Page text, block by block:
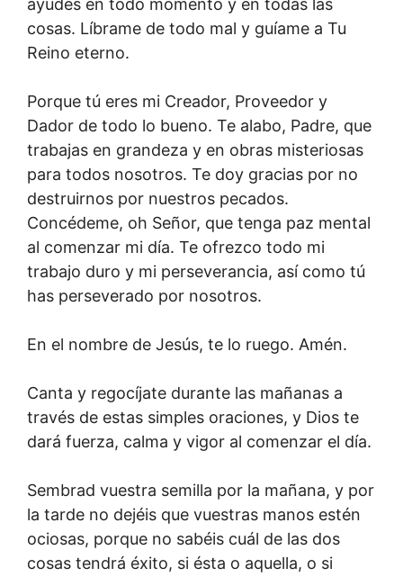
ayudes en todo momento y en todas las
cosas. Líbrame de todo mal y guíame a Tu
Reino eterno.
Porque tú eres mi Creador, Proveedor y
Dador de todo lo bueno. Te alabo, Padre, que
trabajas en grandeza y en obras misteriosas
para todos nosotros. Te doy gracias por no
destruirnos por nuestros pecados.
Concédeme, oh Señor, que tenga paz mental
al comenzar mi día. Te ofrezco todo mi
trabajo duro y mi perseverancia, así como tú
has perseverado por nosotros.
En el nombre de Jesús, te lo ruego. Amén.
Canta y regocíjate durante las mañanas a
través de estas simples oraciones, y Dios te
dará fuerza, calma y vigor al comenzar el día.
Sembrad vuestra semilla por la mañana, y por
la tarde no dejéis que vuestras manos estén
ociosas, porque no sabéis cuál de las dos
cosas tendrá éxito, si ésta o aquella, o si